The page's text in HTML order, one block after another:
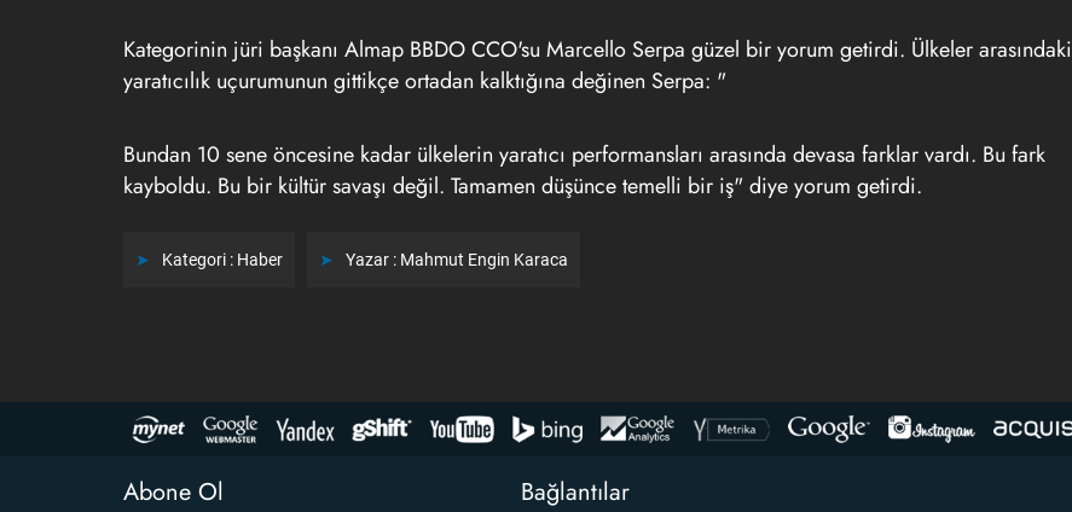
Kategorinin jüri başkanı Almap BBDO CCO'su Marcello Serpa güzel bir yorum getirdi. Ülkeler arasındaki
yaratıcılık uçurumunun gittikçe ortadan kalktığına değinen Serpa: "
Bundan 10 sene öncesine kadar ülkelerin yaratıcı performansları arasında devasa farklar vardı. Bu fark
kayboldu. Bu bir kültür savaşı değil. Tamamen düşünce temelli bir iş" diye yorum getirdi.
Kategori : Haber Yazar : Mahmut Engin Karaca
Abone Ol Bağlantılar